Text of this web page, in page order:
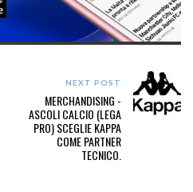
NEXT POST
MERCHANDISING -
ASCOLI CALCIO (LEGA
PRO) SCEGLIE KAPPA
COME PARTNER
TECNICO.